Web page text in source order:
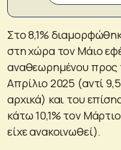
Στο 8,1%
στη χώρα τον Μάιο
αναθεωρημένου προς
Απρίλιο 2025 (αντί
αρχικά) και του
κάτω 10,1% τον
είχε ανακοινωθεί).